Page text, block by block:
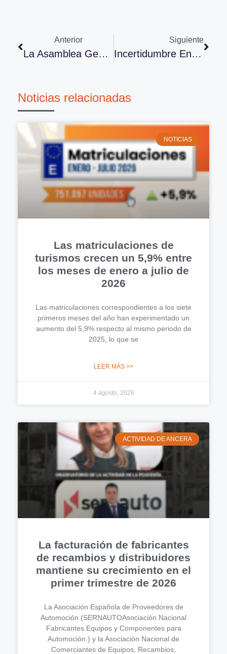
Anterior
La Asamblea General De Ancera Plantea Como Objetivos De 2021 Aumentar Los Servicios De Valor A Los Socios Y Trabajar En La Recuperación Del Sector
Siguiente
Incertidumbre En La Economía. Las Previsiones Apuntan A Un Crecimiento Del 5% Para 2021
Noticias relacionadas
NOTICIAS
Las matriculaciones de
turismos crecen un 5,9% entre
los meses de enero a julio de
2026
Las matriculaciones correspondientes a los siete
primeros meses del año han experimentado un
aumento del 5,9% respecto al mismo periodo de
2025, lo que se
LEER MÁS >>
4 agosto, 2026
ACTIVIDAD DE ANCERA
La facturación de fabricantes
de recambios y distribuidores
mantiene su crecimiento en el
primer trimestre de 2026
La Asociación Española de Proveedores de
Automoción (SERNAUTOAsociación Nacional
Fabricantes Equipos y Componentes para
Automoción.) y la Asociación Nacional de
Comerciantes de Equipos, Recambios,